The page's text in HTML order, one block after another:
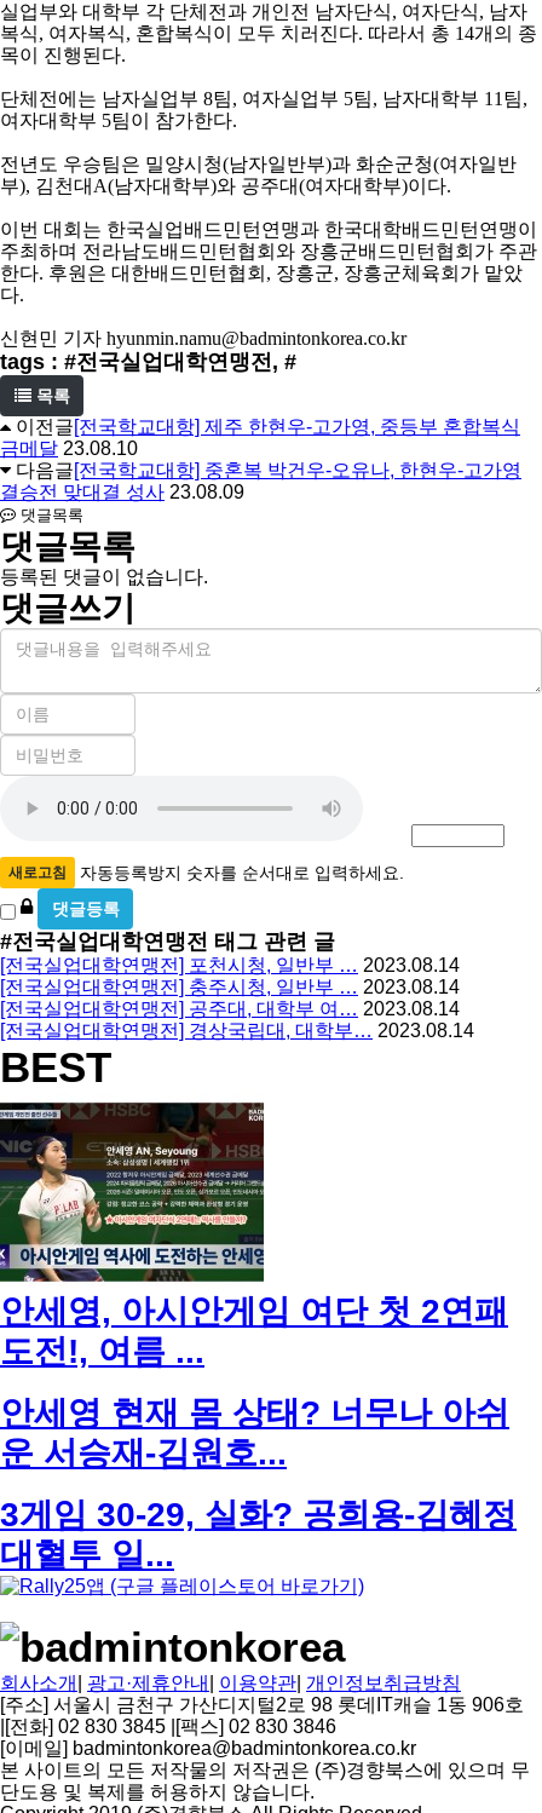
실업부와 대학부 각 단체전과 개인전 남자단식, 여자단식, 남자
복식, 여자복식, 혼합복식이 모두 치러진다. 따라서 총 14개의 종
목이 진행된다.
단체전에는 남자실업부 8팀, 여자실업부 5팀, 남자대학부 11 팀,
여자대학부 5팀이 참가한다.
전년도 우승팀은 밀양시청(남자일반부)과 화순군청(여자일반
부), 김천대 A(남자대학부)와 공주대(여자대학부)이다.
이번 대회는 한국실업배드민턴연맹과 한국대학배드민턴연맹이
주최하며 전라남도배드민턴협회와 장흥군배드민턴협회가 주관
한다. 후원은 대한배드민턴협회 , 장흥군, 장흥군체육회가 맡았
다.
신현민 기자 hyunmin.namu@badmintonkorea.co.kr
tags : #전국실업대학연맹전, #
목록
이전글[전국학교대항] 제주 한현우-고가영, 중등부 혼합복식
금메달 23.08.10
다음글[전국학교대항] 중혼복 박건우-오유나, 한현우-고가영
결승전 맞대결 성사 23.08.09
댓글목록
댓글목록
등록된 댓글이 없습니다.
댓글쓰기
내
이
필
수
비
밀
수
록
방
지
새로고침 자동등록방지 숫자를 순서대로 입력하세요.
비
밀
글
사
용
#전국실업대학연맹전 태그 관련 글
[전국실업대학연맹전] 포천시청, 일반부 … 2023.08.14
[전국실업대학연맹전] 충주시청, 일반부 … 2023.08.14
[전국실업대학연맹전] 공주대, 대학부 여… 2023.08.14
[전국실업대학연맹전] 경상국립대, 대학부… 2023.08.14
BEST
안세영, 아시안게임 여단 첫 2연패
도전!, 여름 ...
안세영 현재 몸 상태? 너무나 아쉬
운 서승재-김원호...
3게임 30-29, 실화? 공희용-김혜정
대혈투 일...
회사소개 광고·제휴안내 이용약관 개인정보취급방침
[주소] 서울시 금천구 가산디지털2로 98 롯데IT캐슬 1동 906호
[전화] 02 830 3845 [팩스] 02 830 3846
[이메일] badmintonkorea@badmintonkorea.co.kr
본 사이트의 모든 저작물의 저작권은 (주)경향북스에 있으며 무
단도용 및 복제를 허용하지 않습니다.